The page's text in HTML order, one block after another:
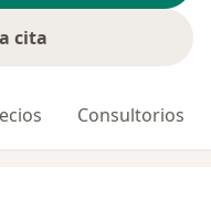
cita
Consultorios